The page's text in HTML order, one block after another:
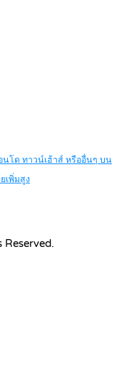
โด ทาวน์เฮ้าส์ หรืออื่นๆ บน
เพิ่มสูง